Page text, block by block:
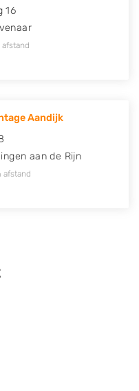
16
afstand
Aandijk
aan de Rijn
afstand